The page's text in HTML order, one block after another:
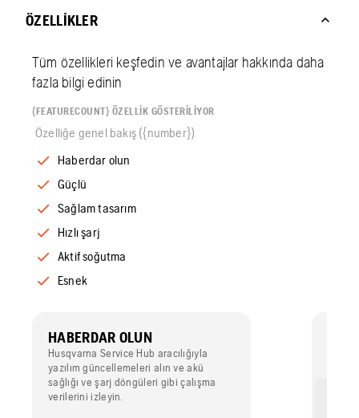
ÖZELLIKLER
Tüm özellikleri keşfedin ve avantajlar hakkında daha
fazla bilgi edinin
{FEATURECOUNT} ÖZELLIK GÖSTERILIYOR
Özelliğe genel bakış ({number})
Haberdar olun
Güçlü
Sağlam tasarım
Hızlı şarj
Aktif soğutma
Esnek
HABERDAR OLUN
Husqvarna Service Hub aracılığıyla
yazılım güncellemeleri alın ve akü
sağlığı ve şarj döngüleri gibi çalışma
verilerini izleyin.